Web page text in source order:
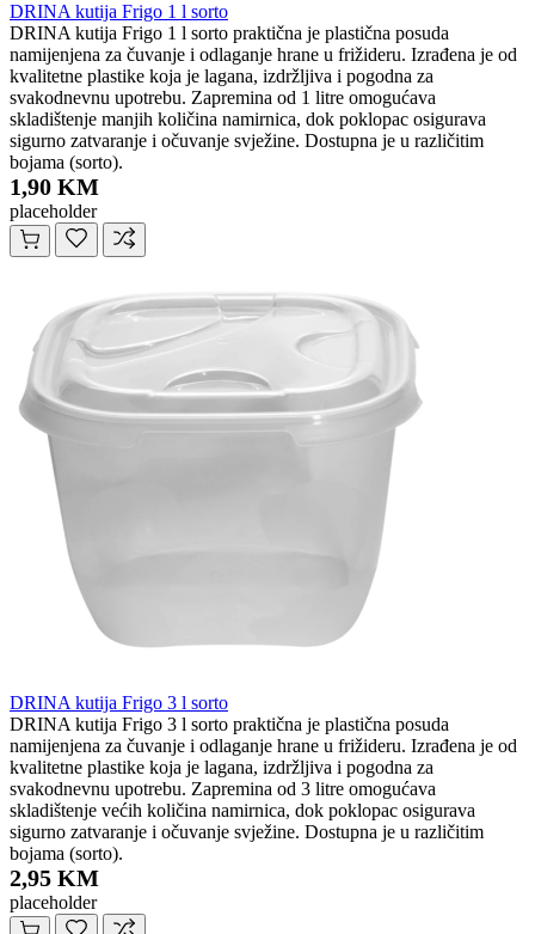
DRINA kutija Frigo 1 l sorto
DRINA kutija Frigo 1 l sorto praktična je plastična posuda
namijenjena za čuvanje i odlaganje hrane u frižideru. Izrađena je od
kvalitetne plastike koja je lagana, izdržljiva i pogodna za
svakodnevnu upotrebu. Zapremina od 1 litre omogućava
skladištenje manjih količina namirnica, dok poklopac osigurava
sigurno zatvaranje i očuvanje svježine. Dostupna je u različitim
bojama (sorto).
1,90 KM
placeholder
DRINA kutija Frigo 3 l sorto
DRINA kutija Frigo 3 l sorto praktična je plastična posuda
namijenjena za čuvanje i odlaganje hrane u frižideru. Izrađena je od
kvalitetne plastike koja je lagana, izdržljiva i pogodna za
svakodnevnu upotrebu. Zapremina od 3 litre omogućava
skladištenje većih količina namirnica, dok poklopac osigurava
sigurno zatvaranje i očuvanje svježine. Dostupna je u različitim
bojama (sorto).
2,95 KM
placeholder